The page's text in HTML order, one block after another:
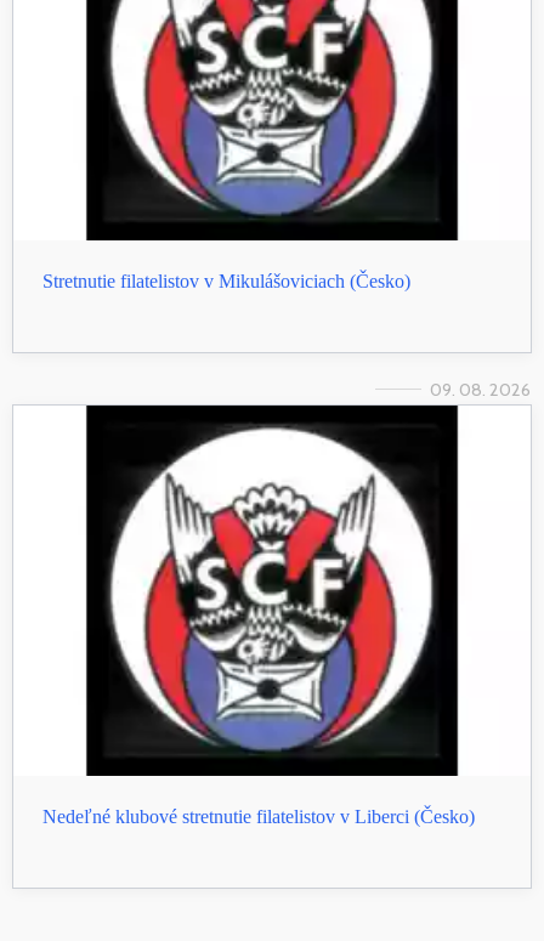
Stretnutie filatelistov v Mikulášoviciach (Česko)
09. 08. 2026
Nedeľné klubové stretnutie filatelistov v Liberci (Česko)